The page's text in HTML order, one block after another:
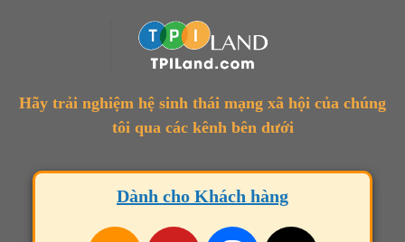
Hãy trải nghiệm hệ sinh thái mạng xã hội của chúng
tôi qua các kênh bên dưới
Dành cho Khách hàng